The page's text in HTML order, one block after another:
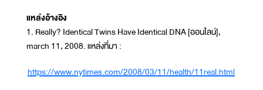
แหล่งอ้างอิง
1. Really? Identical Twins Have Identical DNA [ออนไลน์],
march 11, 2008. แหล่งที่มา :
https://www.nytimes.com/2008/03/11/health/11real.html